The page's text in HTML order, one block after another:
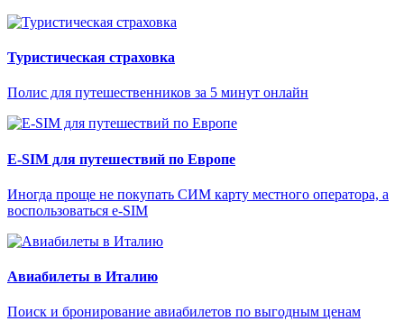
Туристическая страховка
Полис для путешественников за 5 минут онлайн
E-SIM для путешествий по Европе
Иногда проще не покупать СИМ карту местного оператора, а
воспользоваться e-SIM
Авиабилеты в Италию
Поиск и бронирование авиабилетов по выгодным ценам